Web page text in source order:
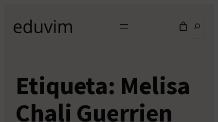
contenido
Etiqueta: Melisa
Chali Guerrien